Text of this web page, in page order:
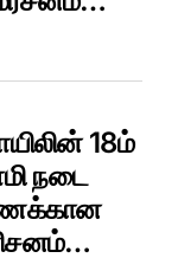
18ம்
நடை